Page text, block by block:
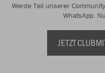
Werde Teil unserer
WhatsApp.
JETZT